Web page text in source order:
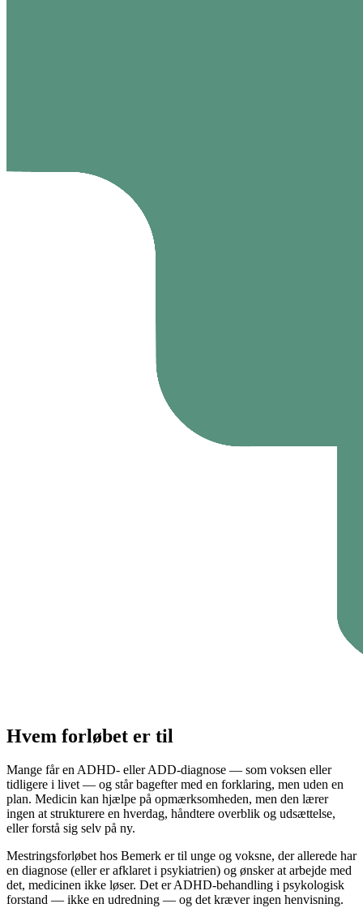
Hvem forløbet er til
Mange får en ADHD- eller ADD-diagnose — som voksen eller
tidligere i livet — og står bagefter med en forklaring, men uden en
plan. Medicin kan hjælpe på opmærksomheden, men den lærer
ingen at strukturere en hverdag, håndtere overblik og udsættelse,
eller forstå sig selv på ny.
Mestringsforløbet hos Bemerk er til unge og voksne, der allerede har
en diagnose (eller er afklaret i psykiatrien) og ønsker at arbejde med
det, medicinen ikke løser. Det er ADHD-behandling i psykologisk
forstand — ikke en udredning — og det kræver ingen henvisning.